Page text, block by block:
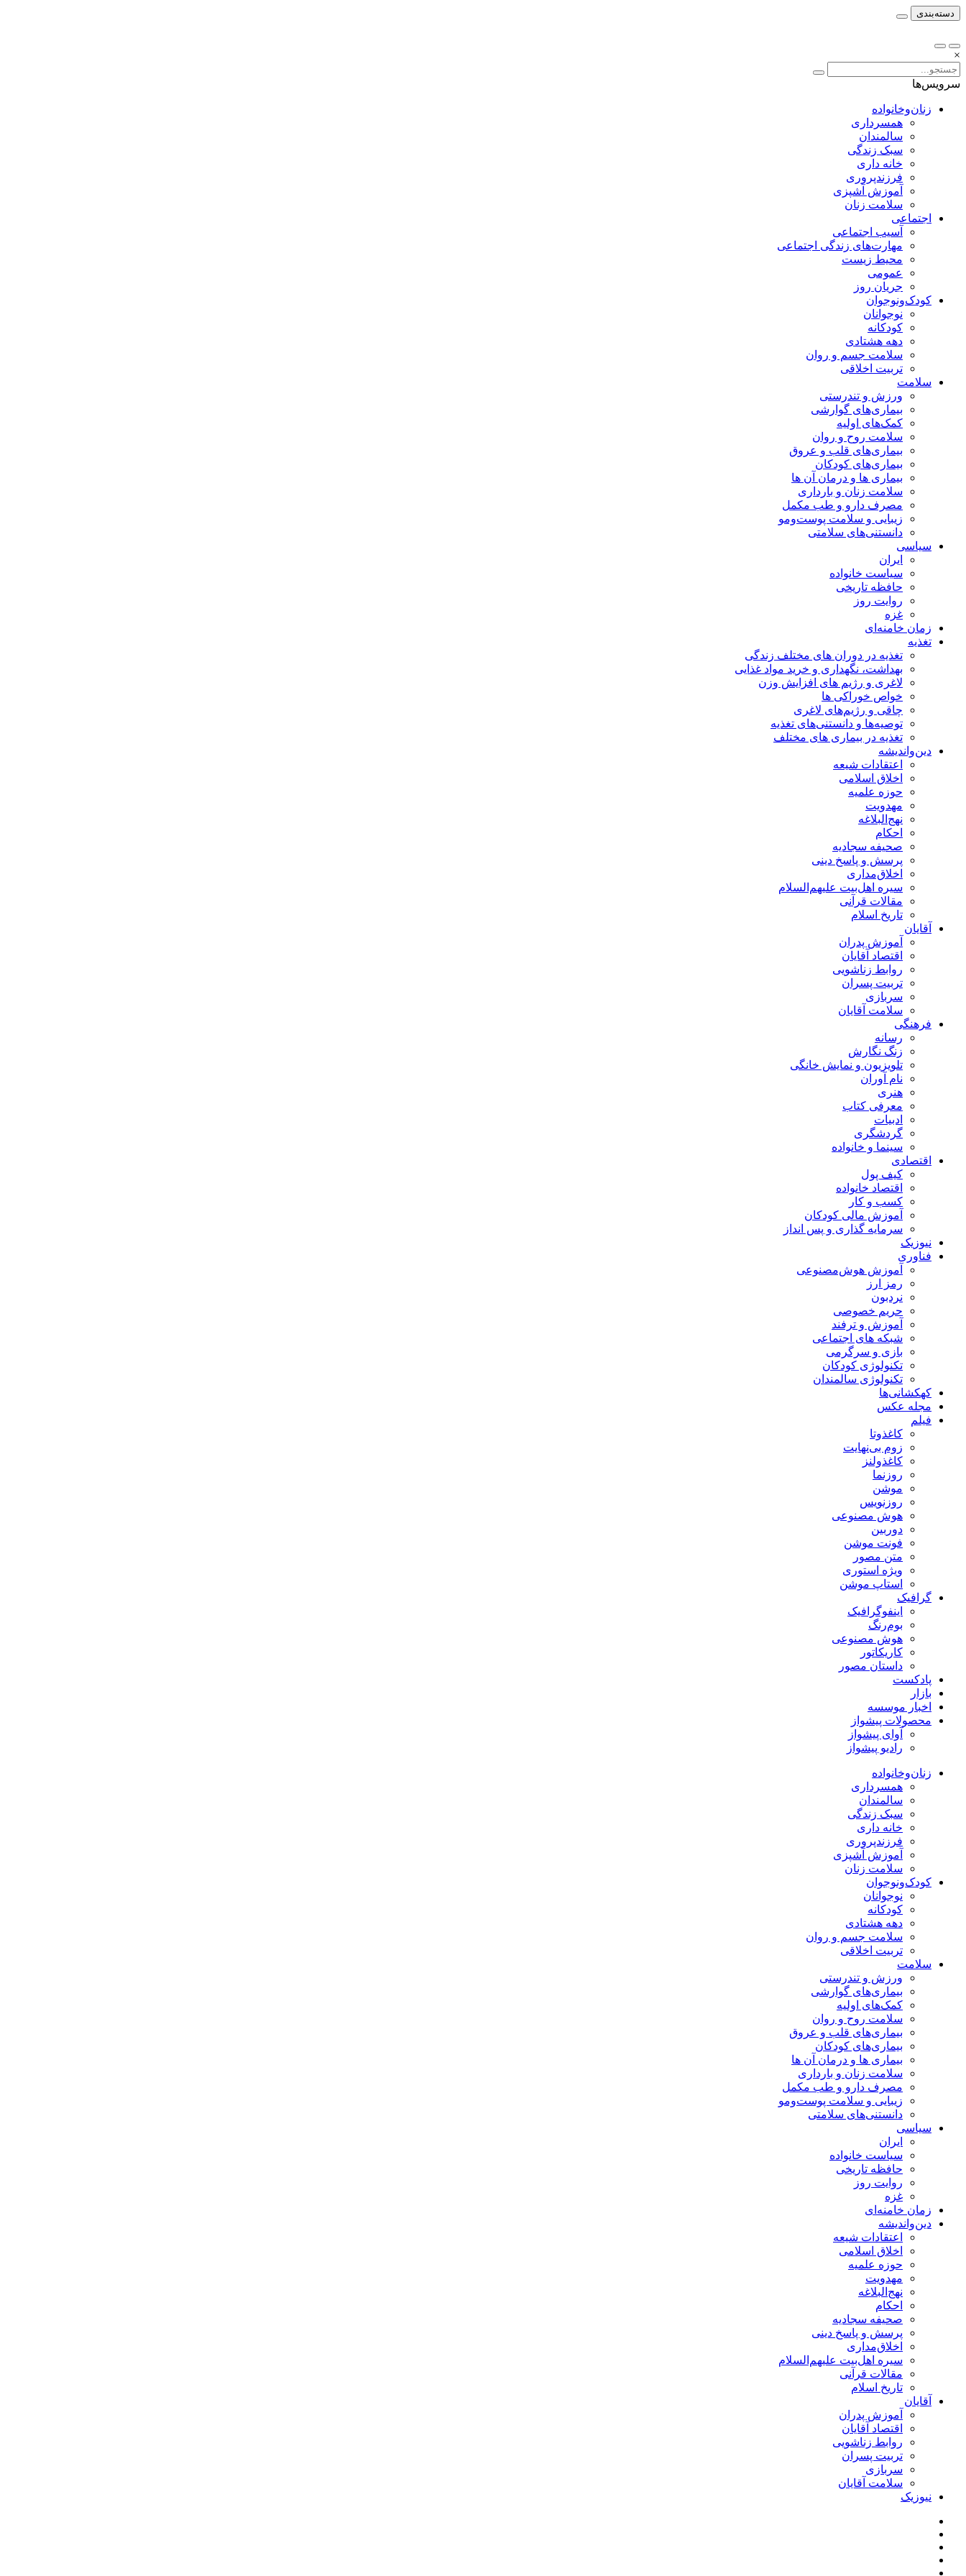
دسته‌بندی
×
سرویس‌ها
زنان‌وخانواده
همسرداری
سالمندان
سبک زندگی
خانه داری
فرزندپروری
آموزش آشپزی
سلامت زنان
اجتماعی
آسیب اجتماعی
مهارت‌های زندگی اجتماعی
محیط زیست
عمومی
جریان روز
کودک‌ونوجوان
نوجوانان
کودکانه
دهه هشتادی
سلامت جسم و روان
تربیت اخلاقی
سلامت
ورزش و تندرستی
بیماری‌های گوارشی
کمک‌های اولیه
سلامت روح و روان
بیماری‌های قلب و عروق
بیماری‌های کودکان
بیماری ها و درمان آن ها
سلامت زنان و بارداری
مصرف دارو و طب مکمل
زیبایی و سلامت پوست‌ومو
دانستنی‌های سلامتی
سیاسی
ایران
سیاست خانواده
حافظه تاریخی
روایت روز
غزه
زمان خامنه‌ای
تغذیه
تغذیه در دوران های مختلف زندگی
بهداشت، نگهداری و خرید مواد غذایی
لاغری و رژیم های افزایش وزن
خواص خوراكی ها
چاقی و رژیم‌های لاغری
توصیه‌ها و دانستنی‌های تغذیه
تغذیه در بیماری های مختلف
دین‌واندیشه
اعتقادات شیعه
اخلاق اسلامی
حوزه علمیه
مهدویت
نهج‌البلاغه
احکام
صحیفه سجادیه
پرسش و پاسخ دینی
اخلاق‌مداری
سیره اهل‌بیت علیهم‌السلام
مقالات قرآنی
تاریخ اسلام
آقایان
آموزش پدران
اقتصاد آقایان
روابط زناشویی
تربیت پسران
سربازی
سلامت آقایان
فرهنگی
رسانه
زنگ نگارش
تلویزیون و نمایش خانگی
نام آوران
هنری
معرفی کتاب
ادبیات
گردشگری
سینما و خانواده
اقتصادی
کیف پول
اقتصاد خانواده
کسب و کار
آموزش مالی کودکان
سرمایه گذاری و پس انداز
نیوزیک
فناوری
آموزش هوش‌مصنوعی
رمز ارز
نردبون
حریم خصوصی
آموزش و ترفند
شبکه های اجتماعی
بازی و سرگرمی
تکنولوژی کودکان
تکنولوژی سالمندان
کهکشانی‌ها
مجله عکس
فیلم
کاغذوتا
زوم بی‌نهایت
کاغذولنز
روزنما
موشن
روزنویس
هوش مصنوعی
دوربین
فونت موشن
متن مصور
ویژه استوری
استاپ موشن
گرافیک
اینفوگرافیک
بوم‌رنگ
هوش مصنوعی
کاریکاتور
داستان مصور
پادکست
بازار
اخبار موسسه
محصولات پیشواز
آوای پیشواز
رادیو پیشواز
زنان‌وخانواده
همسرداری
سالمندان
سبک زندگی
خانه داری
فرزندپروری
آموزش آشپزی
سلامت زنان
کودک‌ونوجوان
نوجوانان
کودکانه
دهه هشتادی
سلامت جسم و روان
تربیت اخلاقی
سلامت
ورزش و تندرستی
بیماری‌های گوارشی
کمک‌های اولیه
سلامت روح و روان
بیماری‌های قلب و عروق
بیماری‌های کودکان
بیماری ها و درمان آن ها
سلامت زنان و بارداری
مصرف دارو و طب مکمل
زیبایی و سلامت پوست‌ومو
دانستنی‌های سلامتی
سیاسی
ایران
سیاست خانواده
حافظه تاریخی
روایت روز
غزه
زمان خامنه‌ای
دین‌واندیشه
اعتقادات شیعه
اخلاق اسلامی
حوزه علمیه
مهدویت
نهج‌البلاغه
احکام
صحیفه سجادیه
پرسش و پاسخ دینی
اخلاق‌مداری
سیره اهل‌بیت علیهم‌السلام
مقالات قرآنی
تاریخ اسلام
آقایان
آموزش پدران
اقتصاد آقایان
روابط زناشویی
تربیت پسران
سربازی
سلامت آقایان
نیوزیک